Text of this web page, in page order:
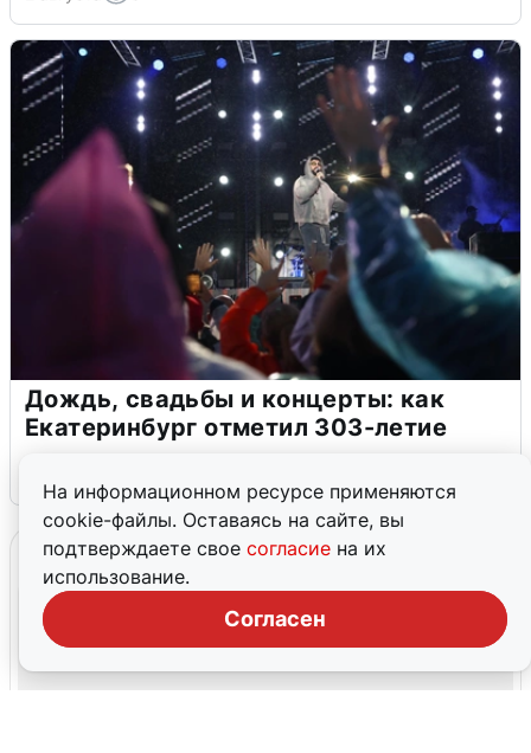
На информационном ресурсе применяются
cookie-файлы. Оставаясь на сайте, вы
подтверждаете свое согласие на их
использование.
Согласен
Дождь, свадьбы и концерты: как
Екатеринбург отметил 303-летие